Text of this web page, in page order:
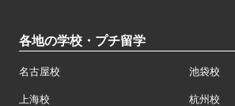
各地の学校・プチ留学
名古屋校 池袋校
上海校 杭州校